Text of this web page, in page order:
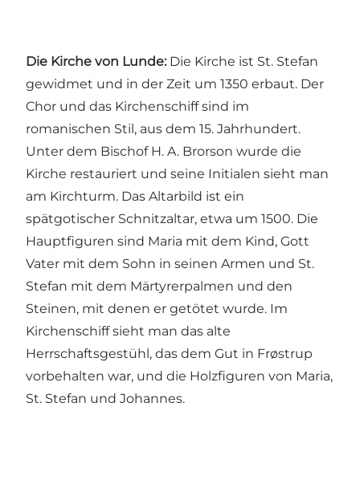
Die Kirche von Lunde: Die Kirche ist St. Stefan
gewidmet und in der Zeit um 1350 erbaut. Der
Chor und das Kirchenschiff sind im
romanischen Stil, aus dem 15. Jahrhundert.
Unter dem Bischof H. A. Brorson wurde die
Kirche restauriert und seine Initialen sieht man
am Kirchturm. Das Altarbild ist ein
spätgotischer Schnitzaltar, etwa um 1500. Die
Hauptfiguren sind Maria mit dem Kind, Gott
Vater mit dem Sohn in seinen Armen und St.
Stefan mit dem Märtyrerpalmen und den
Steinen, mit denen er getötet wurde. Im
Kirchenschiff sieht man das alte
Herrschaftsgestühl, das dem Gut in Frøstrup
vorbehalten war, und die Holzfiguren von Maria,
St. Stefan und Johannes.